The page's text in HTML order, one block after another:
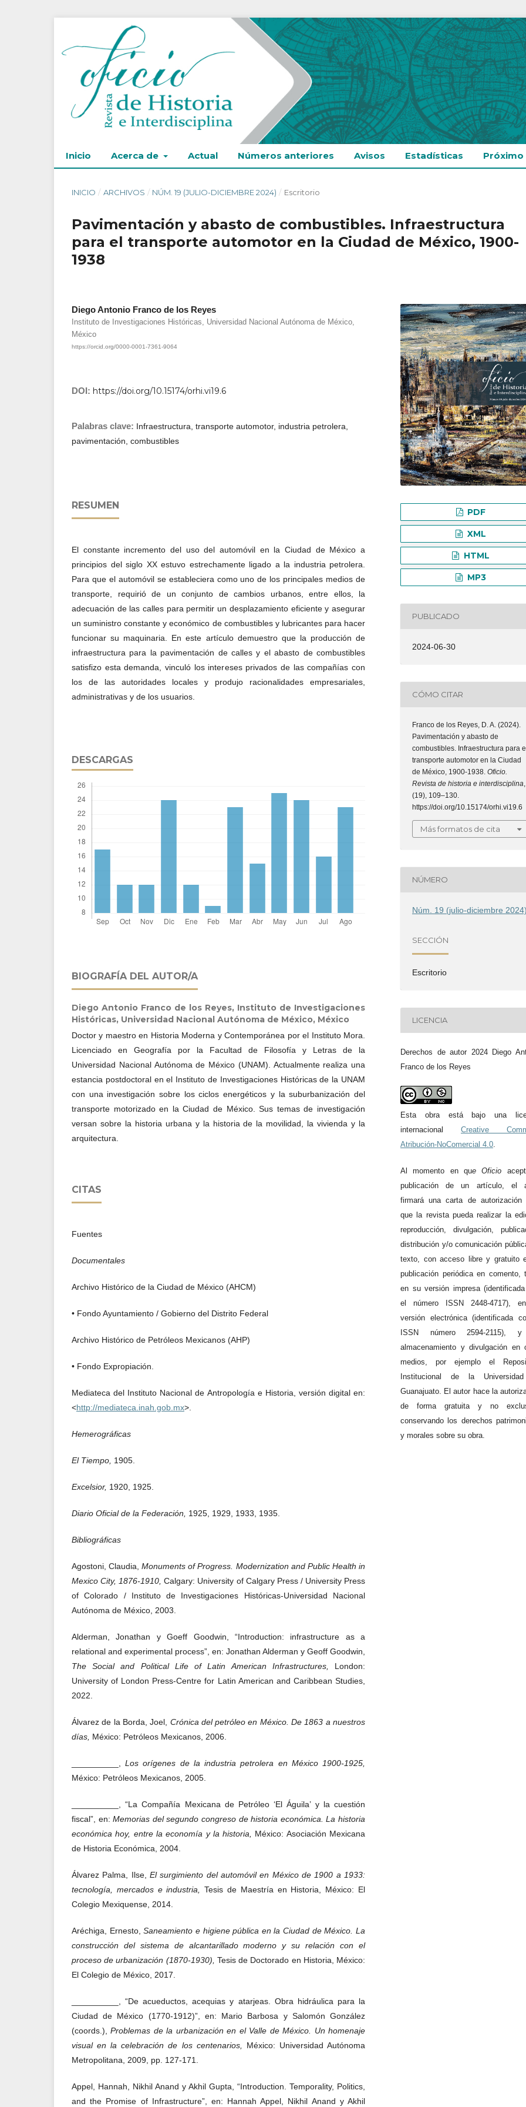
Inicio Acerca de Actual Números anteriores Avisos Estadísticas Próximo
INICIO / ARCHIVOS / NÚM. 19 (JULIO-DICIEMBRE 2024) / Escritorio
Pavimentación y abasto de combustibles. Infraestructura
para el transporte automotor en la Ciudad de México, 1900-
1938
Diego Antonio Franco de los Reyes
Instituto de Investigaciones Históricas, Universidad Nacional Autónoma de México,
México
https://orcid.org/0000-0001-7361-9064
DOI: https://doi.org/10.15174/orhi.vi19.6
Palabras clave: Infraestructura, transporte automotor, industria petrolera,
pavimentación, combustibles
RESUMEN
El constante incremento del uso del automóvil en la Ciudad de México a
principios del siglo XX estuvo estrechamente ligado a la industria petrolera.
Para que el automóvil se estableciera como uno de los principales medios de
transporte, requirió de un conjunto de cambios urbanos, entre ellos, la
adecuación de las calles para permitir un desplazamiento eficiente y asegurar
un suministro constante y económico de combustibles y lubricantes para hacer
funcionar su maquinaria. En este artículo demuestro que la producción de
infraestructura para la pavimentación de calles y el abasto de combustibles
satisfizo esta demanda, vinculó los intereses privados de las compañías con
los de las autoridades locales y produjo racionalidades empresariales,
administrativas y de los usuarios.
DESCARGAS
BIOGRAFÍA DEL AUTOR/A
Diego Antonio Franco de los Reyes, Instituto de Investigaciones
Históricas, Universidad Nacional Autónoma de México, México
Doctor y maestro en Historia Moderna y Contemporánea por el Instituto Mora.
Licenciado en Geografía por la Facultad de Filosofía y Letras de la
Universidad Nacional Autónoma de México (UNAM). Actualmente realiza una
estancia postdoctoral en el Instituto de Investigaciones Históricas de la UNAM
con una investigación sobre los ciclos energéticos y la suburbanización del
transporte motorizado en la Ciudad de México. Sus temas de investigación
versan sobre la historia urbana y la historia de la movilidad, la vivienda y la
arquitectura.
CITAS
Fuentes
Documentales
Archivo Histórico de la Ciudad de México (AHCM)
• Fondo Ayuntamiento / Gobierno del Distrito Federal
Archivo Histórico de Petróleos Mexicanos (AHP)
• Fondo Expropiación.
Mediateca del Instituto Nacional de Antropología e Historia, versión digital en:
<http://mediateca.inah.gob.mx>.
Hemerográficas
El Tiempo, 1905.
Excelsior, 1920, 1925.
Diario Oficial de la Federación, 1925, 1929, 1933, 1935.
Bibliográficas
Agostoni, Claudia,Monuments of Progress. Modernization and Public Health in
Mexico City, 1876-1910,Calgary: University of Calgary Press / University Press
of Colorado / Instituto de Investigaciones Históricas-Universidad Nacional
Autónoma de México, 2003.
Alderman, Jonathan y Goeff Goodwin, “Introduction: infrastructure as a
relational and experimental process”, en: Jonathan Alderman y Geoff Goodwin,
The Social and Political Life of Latin American Infrastructures, London:
University of London Press-Centre for Latin American and Caribbean Studies,
2022.
Álvarez de la Borda, Joel, Crónica del petróleo en México. De 1863 a nuestros
días, México: Petróleos Mexicanos, 2006.
__________,Los orígenes de la industria petrolera en México 1900-1925,
México: Petróleos Mexicanos, 2005.
__________, “La Compañía Mexicana de Petróleo ‘El Águila’ y la cuestión
fiscal”, en:Memorias del segundo congreso de historia económica. La historia
económica hoy, entre la economía y la historia, México: Asociación Mexicana
de Historia Económica, 2004.
Álvarez Palma, Ilse, El surgimiento del automóvil en México de 1900 a 1933:
tecnología, mercados e industria,Tesis de Maestría en Historia, México: El
Colegio Mexiquense, 2014.
Aréchiga, Ernesto,Saneamiento e higiene pública en la Ciudad de México. La
construcción del sistema de alcantarillado moderno y su relación con el
proceso de urbanización (1870-1930), Tesis de Doctorado en Historia, México:
El Colegio de México, 2017.
__________, “De acueductos, acequias y atarjeas. Obra hidráulica para la
Ciudad de México (1770-1912)”, en: Mario Barbosa y Salomón González
(coords.),Problemas de la urbanización en el Valle de México. Un homenaje
visual en la celebración de los centenarios, México: Universidad Autónoma
Metropolitana, 2009, pp. 127-171.
Appel, Hannah, Nikhil Anand y Akhil Gupta, “Introduction. Temporality, Politics,
and the Promise of Infrastructure”, en: Hannah Appel, Nikhil Anand y Akhil
PDF
XML
HTML
MP3
PUBLICADO
2024-06-30
CÓMO CITAR
Franco de los Reyes, D. A. (2024).
Pavimentación y abasto de
combustibles. Infraestructura para
transporte automotor en la Ciudad
de México, 1900-1938. Oficio.
Revista de historia e interdisciplina,
(19), 109–130.
https://doi.org/10.15174/orhi.vi19.6
Más formatos de cita
NÚMERO
Núm. 19 (julio-diciembre 2024)
SECCIÓN
Escritorio
LICENCIA
Derechos de autor 2024 Diego
Franco de los Reyes
Esta obra está bajo una
internacional Creative
Atribución-NoComercial 4.0
Al momento en queOficio
publicación de un artículo, el
firmará una carta de autorización
que la revista pueda realizar la
reproducción, divulgación,
distribución y/o comunicación
texto, con acceso libre y gratuito
publicación periódica en comento,
en su versión impresa
el número ISSN 2448-4717),
versión electrónica (identificada
ISSN número 2594-2115),
almacenamiento y divulgación en
medios, por ejemplo el
Institucional de la
Guanajuato. El autor hace la
de forma gratuita y no
conservando los derechos
y morales sobre su obra.